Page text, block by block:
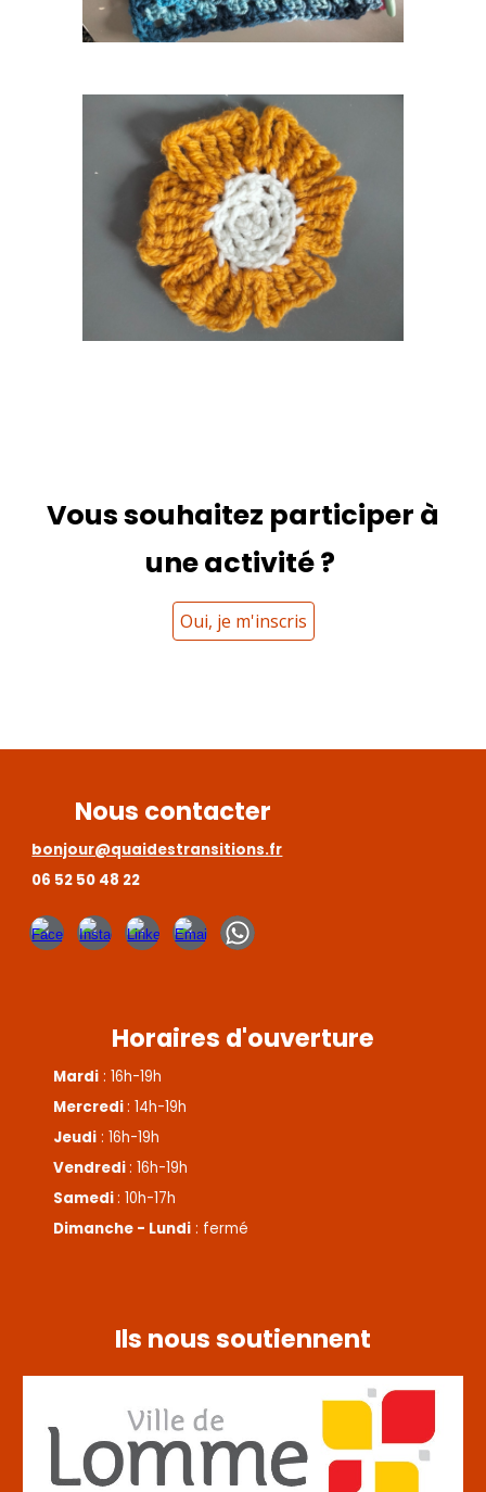
Vous souhaitez participer à
une activité ?
Oui, je m'inscris
Nous contacter
bonjour@quaidestransitions.fr
06 52 50 48 22
Horaires d'ouverture
Mardi : 16h-19h
Mercredi : 14h-19h
Jeudi : 16h-19h
Vendredi : 16h-19h
Samedi : 10h-17h
Dimanche - Lundi : fermé
Ils nous soutiennent